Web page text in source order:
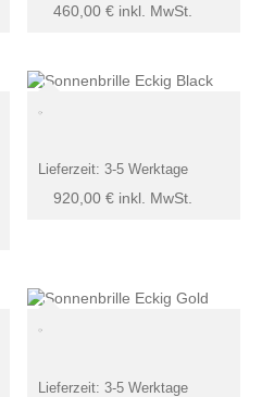
460,00€ inkl. MwSt.
920,00€ inkl. MwSt.
Lieferzeit:3-5 Werktage
Lieferzeit:3-5 Werktage